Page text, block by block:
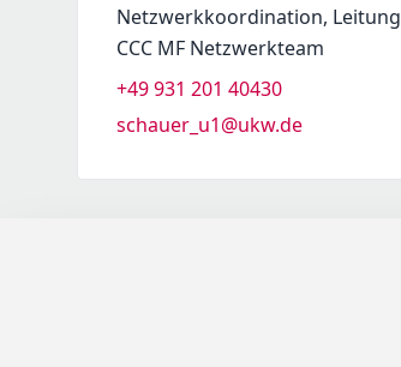
Netzwerkkoordination, Leitung
CCC MF Netzwerkteam
+49 931 201 40430
schauer_u1@ukw.de